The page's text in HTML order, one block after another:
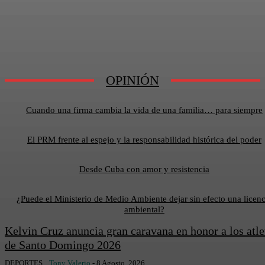
OPINIÓN
Cuando una firma cambia la vida de una familia… para siempre
El PRM frente al espejo y la responsabilidad histórica del poder
Desde Cuba con amor y resistencia
¿Puede el Ministerio de Medio Ambiente dejar sin efecto una
ambiental?
Kelvin Cruz anuncia gran caravana en honor a los
de Santo Domingo 2026
DEPORTES Tony Valerio - 8 Agosto, 2026